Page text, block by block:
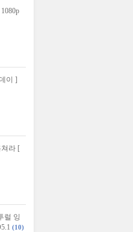
이 ]
쳐라 [
럴 잉
(10)